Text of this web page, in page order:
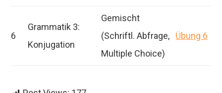
6
Grammatik 3:
Konjugation
Gemischt
(Schriftl. Abfrage,
Multiple Choice)
Übung 6